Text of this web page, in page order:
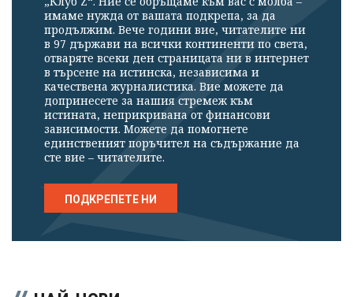
имаме нужда от вашата подкрепа, за да
продължим. Вече години вие, читателите ни
в 97 държави на всички континенти по света,
отваряте всеки ден страницата ни в интернет
в търсене на истинска, независима и
качествена журналистика. Вие можете да
допринесете за нашия стремеж към
истината, неприкривана от финансови
зависимости. Можете да помогнете
единственият поръчител на съдържание да
сте вие – читателите.
ПОДКРЕПЕТЕ НИ